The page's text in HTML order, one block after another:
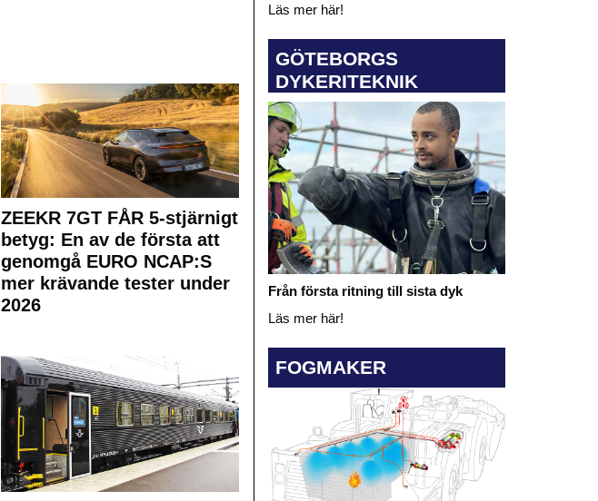
ZEEKR 7GT FÅR 5-stjärnigt
betyg: En av de första att
genomgå EURO NCAP:S
mer krävande tester under
2026
Läs mer här!
GÖTEBORGS
DYKERITEKNIK
Från första ritning till sista dyk
Läs mer här!
FOGMAKER